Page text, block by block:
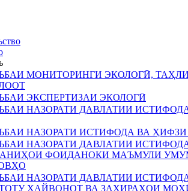
МОНИТОРИНГИ ЭКОЛОГӢ,
ЭКСПЕРТИЗАИ ЭКОЛОГӢ
НАЗОРАТИ ДАВЛАТИИ
НАЗОРАТИ ИСТИФОДА ВА
НАЗОРАТИ ДАВЛАТИИ
ФОИДАНОКИ МАЪМУЛИ
НАЗОРАТИ ДАВЛАТИИ
ҲАЙВОНОТ ВА ЗАХИРАҲОИ